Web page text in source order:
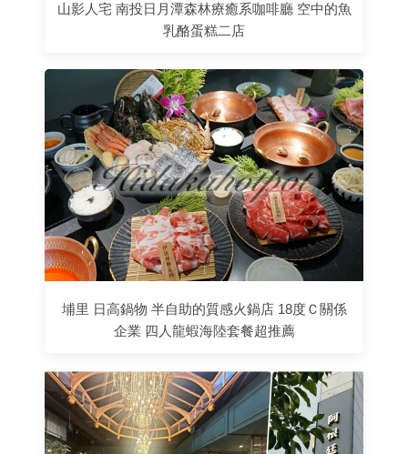
山影人宅 南投日月潭森林療癒系咖啡廳 空中的魚
乳酪蛋糕二店
埔里 日高鍋物 半自助的質感火鍋店 18度Ｃ關係
企業 四人龍蝦海陸套餐超推薦